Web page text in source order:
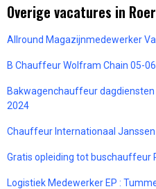
Overige vacatures in
Allround Magazijnmedewerker
B Chauffeur Wolfram Chain 05-
Bakwagenchauffeur
2024
Chauffeur Internationaal
Gratis opleiding tot buschauffeur
Logistiek Medewerker EP :